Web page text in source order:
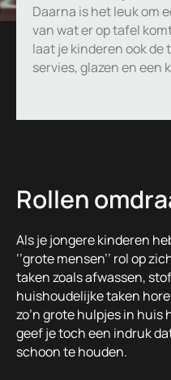
Daarna is het leuk om
van wat er op tafel
laat je kinderen ook de
servies, glazen en een
Rollen
Als je jongere kinderen
‘’grote mensen’’ rol op
taken zoals afwassen,
huishoudelijke taken
zo’n grote hulpjes in huis
geef je toch een indruk
schoon te houden.